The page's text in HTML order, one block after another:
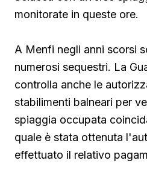
monitorate in queste ore.
A Menfi negli anni scorsi
numerosi sequestri. La
controlla anche le
stabilimenti balneari per
spiaggia occupata
quale è stata ottenuta
effettuato il relativo